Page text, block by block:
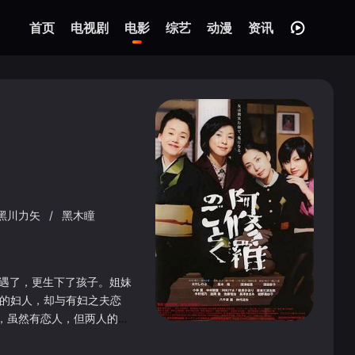
首页 电视剧 电影 综艺 动漫 资讯
川力矢 / 黑木瞳
了，更生下了孩子。姐妹
妇人，却与有妇之夫恋
然有恋人，但两人的感